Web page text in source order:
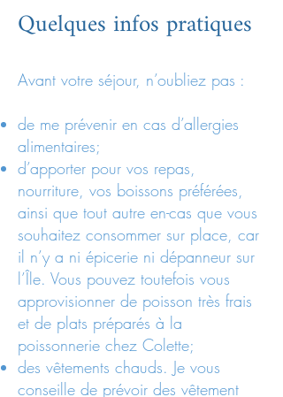
Quelques infos pratiques
Avant votre séjour, n’oubliez pas :
de me prévenir en cas d’allergies
alimentaires;
d’apporter pour vos repas,
nourriture, vos boissons préférées,
ainsi que tout autre en-cas que vous
souhaitez consommer sur place, car
il n’y a ni épicerie ni dépanneur sur
l’Île. Vous pouvez toutefois vous
approvisionner de poisson très frais
et de plats préparés à la
poissonnerie chez Colette;
des vêtements chauds. Je vous
conseille de prévoir des vêtement